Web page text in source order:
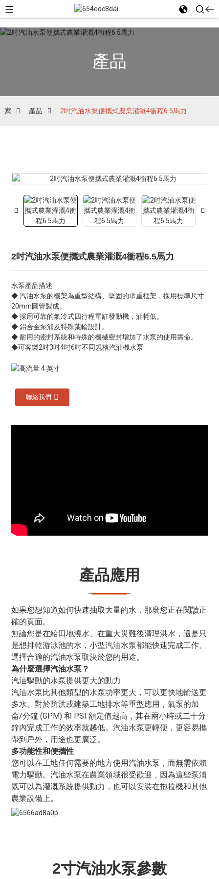
產品
家 產品 2吋汽油水泵便攜式農業灌溉4衝程6.5馬力
2吋汽油水泵便攜式農業灌溉4衝程6.5馬力
水泵產品描述
◆ 汽油水泵的機架為重型結構、堅固的承重框架，採用標準尺寸
20mm圓管製成。
◆ 採用可靠的氣冷式四行程單缸發動機，油耗低。
◆ 鋁合金泵浦及特殊葉輪設計。
◆ 耐用的密封系統和特殊的機械密封增加了水泵的使用壽命。
◆可客製2吋3吋4吋6吋不同規格汽油機水泵
聯絡我們
產品應用
如果您想知道如何快速抽取大量的水，那麼您正在閱讀正
確的頁面。
無論您是在給田地澆水、在重大災難後清理洪水，還是只
是想排乾游泳池的水，小型汽油水泵都能快速完成工作。
選擇合適的汽油水泵取決於您的用途。
為什麼選擇汽油水泵？
汽油驅動的水泵提供更大的動力
汽油水泵比其他類型的水泵功率更大，可以更快地輸送更
多水。對於防洪或建築工地排水等重型應用，氣泵的加
侖/分鐘 (GPM) 和 PSI 額定值越高，其在兩小時或二十分
鐘內完成工作的效率就越低。汽油水泵更輕便，更容易攜
帶到戶外，用途也更廣泛。
多功能性和便攜性
您可以在工地任何需要的地方使用汽油水泵，而無需依賴
電力驅動。汽油水泵在農業領域很受歡迎，因為這些泵浦
既可以為灌溉系統提供動力，也可以安裝在拖拉機和其他
農業設備上。
2寸汽油水泵參數